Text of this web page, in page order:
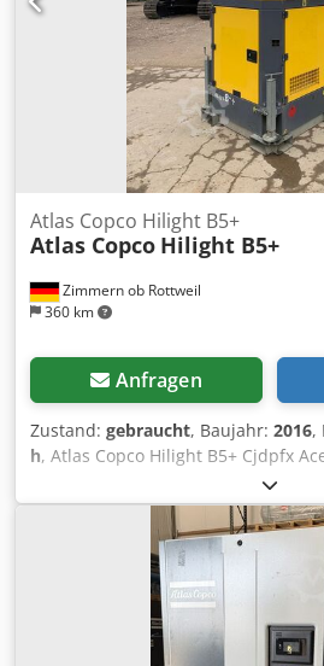
Zimmern ob Rottweil
360 km
Atlas Copco Hilight B5+
Atlas Copco Hilight B5+
Anfragen
Zustand: gebraucht, Baujahr: 2016,
h, Atlas Copco Hilight B5+ Cjdpfx
2016 Betriebsstunden: 6.494 Std.
W Lichtabdeckung: bis zu 5.000 m²